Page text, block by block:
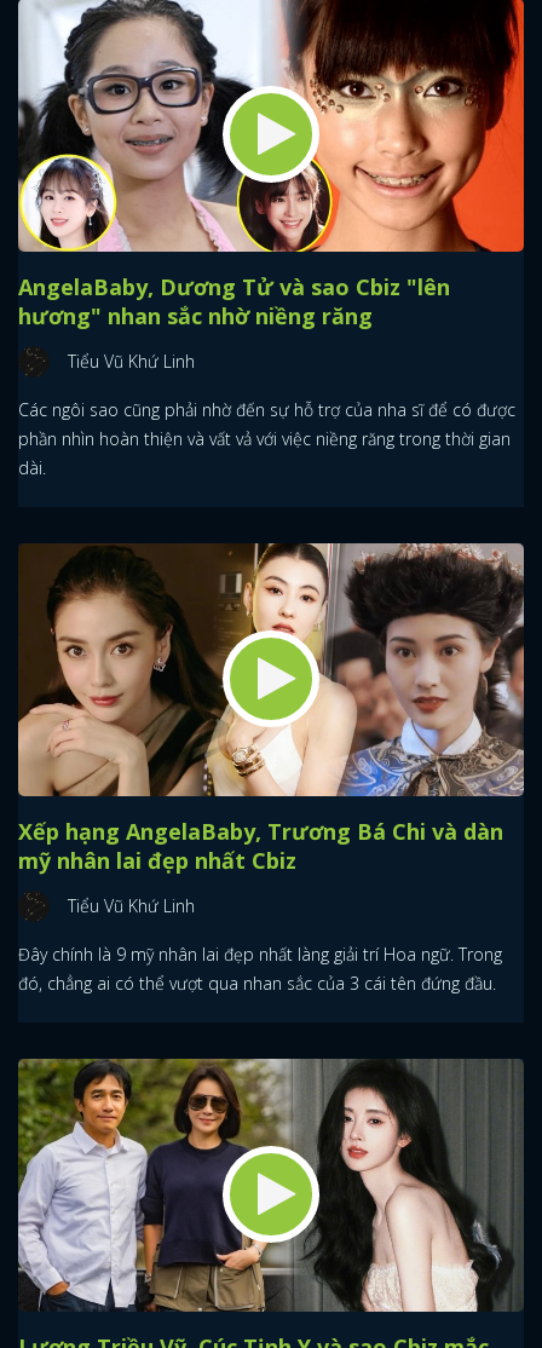
AngelaBaby, Dương Tử và sao Cbiz "lên
hương" nhan sắc nhờ niềng răng
Tiểu Vũ Khứ Linh
Các ngôi sao cũng phải nhờ đến sự hỗ trợ của nha sĩ để có được
phần nhìn hoàn thiện và vất vả với việc niềng răng trong thời gian
dài.
Xếp hạng AngelaBaby, Trương Bá Chi và dàn
mỹ nhân lai đẹp nhất Cbiz
Tiểu Vũ Khứ Linh
Đây chính là 9 mỹ nhân lai đẹp nhất làng giải trí Hoa ngữ. Trong
đó, chẳng ai có thể vượt qua nhan sắc của 3 cái tên đứng đầu.